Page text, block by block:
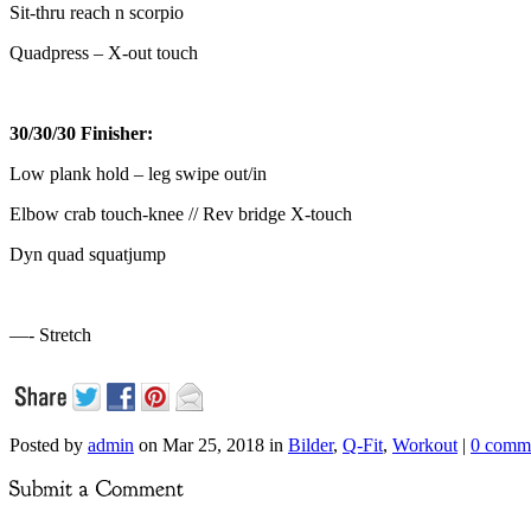
Sit-thru reach n scorpio
Quadpress – X-out touch
30/30/30 Finisher:
Low plank hold – leg swipe out/in
Elbow crab touch-knee // Rev bridge X-touch
Dyn quad squatjump
—- Stretch
Posted by admin on Mar 25, 2018 in Bilder, Q-Fit, Workout | 0